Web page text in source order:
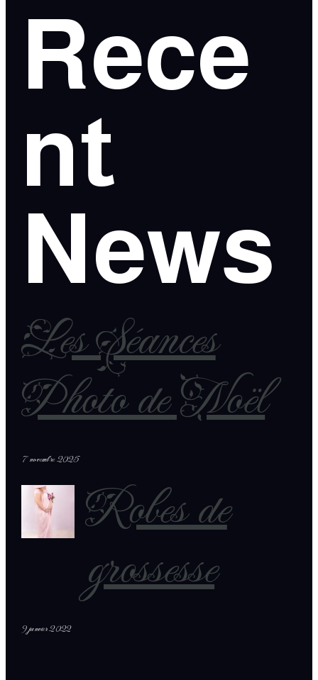
Rece
nt
News
Les Séances
Photo de Noël
7 novembre 2025
Robes de
grossesse
9 janvier 2022